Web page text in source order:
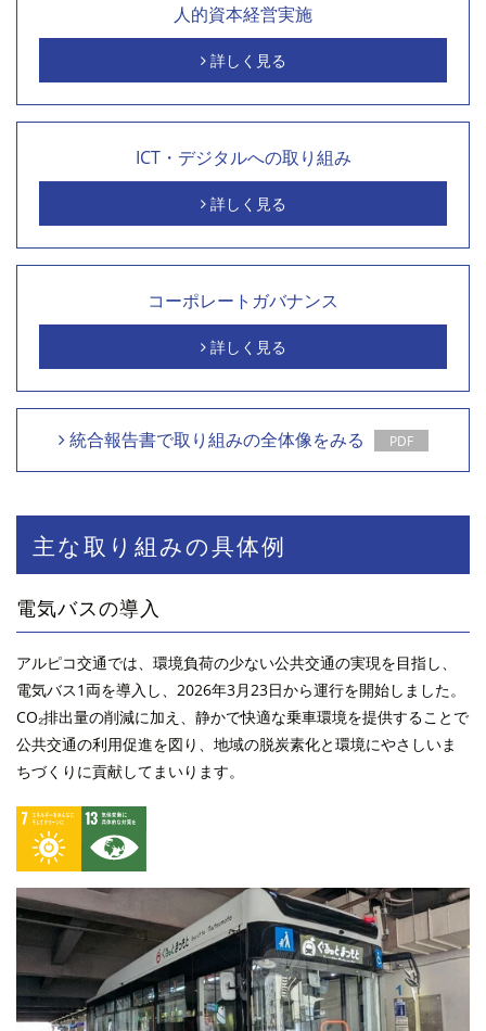
人的資本経営実施
詳しく見る
ICT・デジタルへの取り組み
詳しく見る
コーポレートガバナンス
詳しく見る
統合報告書で取り組みの全体像をみる PDF
主な取り組みの具体例
電気バスの導入
アルピコ交通では、環境負荷の少ない公共交通の実現を目指し、
電気バス1両を導入し、2026年3月23日から運行を開始しました。
CO₂排出量の削減に加え、静かで快適な乗車環境を提供することで
公共交通の利用促進を図り、地域の脱炭素化と環境にやさしいま
ちづくりに貢献してまいります。